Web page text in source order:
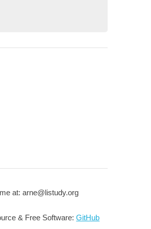
at: arne@listudy.org
& Free Software:GitHub